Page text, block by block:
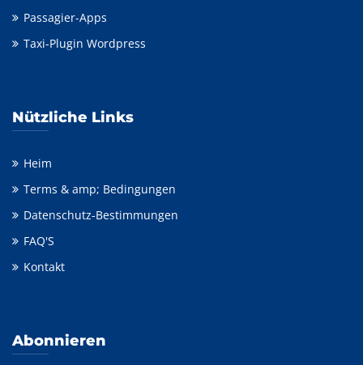
Passagier-Apps
Taxi-Plugin Wordpress
Nützliche Links
Heim
Terms & amp; Bedingungen
Datenschutz-Bestimmungen
FAQ'S
Kontakt
Abonnieren